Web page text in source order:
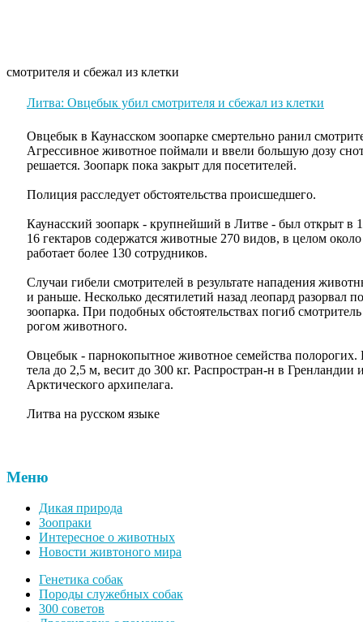
смотрителя и сбежал из клетки
Литва: Овцебык убил смотрителя и сбежал из клетки
Овцебык в Каунасском зоопарке смертельно ранил
Агрессивное животное поймали и ввели большую дозу
решается. Зоопарк пока закрыт для посетителей.
Полиция расследует обстоятельства происшедшего.
Каунасский зоопарк - крупнейший в Литве - был открыт в
16 гектаров содержатся животные 270 видов, в целом
работает более 130 сотрудников.
Случаи гибели смотрителей в результате нападения
и раньше. Несколько десятилетий назад леопард разорвал
зоопарка. При подобных обстоятельствах погиб
рогом животного.
Овцебык - парнокопытное животное семейства полорогих.
тела до 2,5 м, весит до 300 кг. Распростран-н в Гренландии
Арктического архипелага.
Литва на русском языке
Меню
Дикая природа
Зоопраки
Интересное о животных
Новости живтоного мира
Генетика собак
Породы служебных собак
300 советов